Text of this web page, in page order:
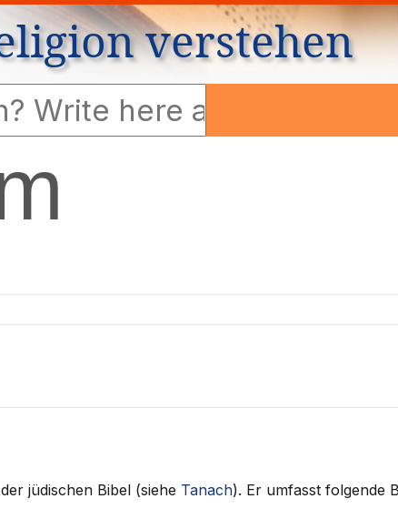
verstehen
jüdischen Bibel (siehe Tanach). Er umfasst folgende